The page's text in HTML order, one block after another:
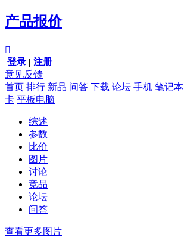
产品报价

登录 | 注册
意见反馈
首页 排行 新品 问答 下载 论坛 手机 笔记本
卡 平板电脑
综述
参数
比价
图片
讨论
竞品
论坛
问答
查看更多图片